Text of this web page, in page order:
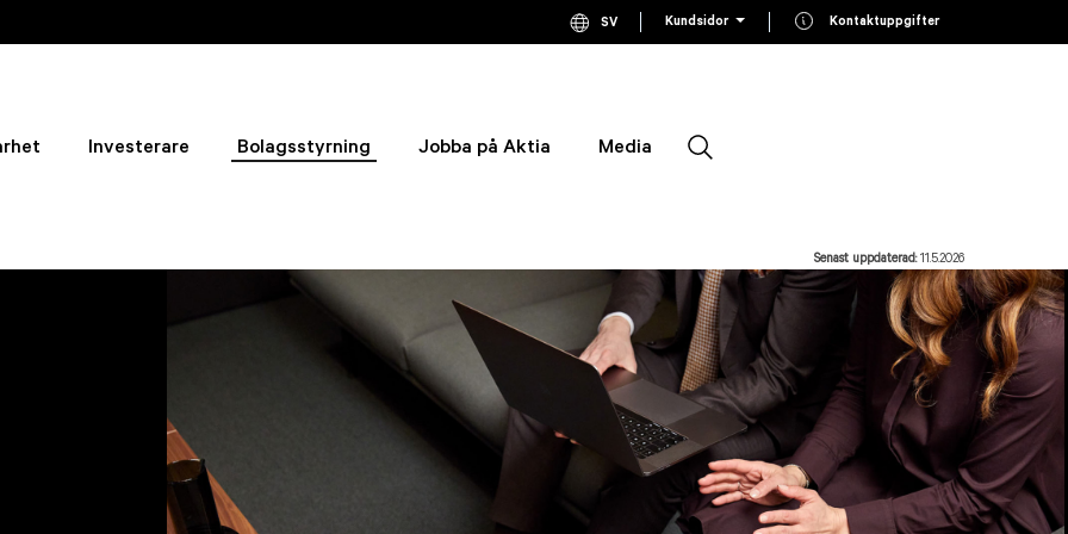
SV
Current language Swedish, click to switch language
Kundsidor Kontaktuppgifter
Investerare Bolagsstyrning Jobba på Aktia Media Sök
Senast uppdaterad:11.5.2026